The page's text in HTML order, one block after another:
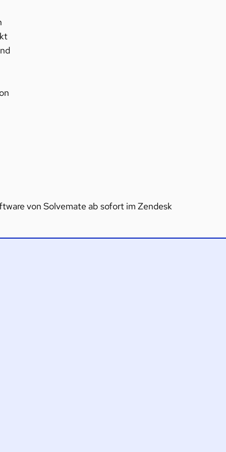
von Solvemate ab sofort im Zendesk